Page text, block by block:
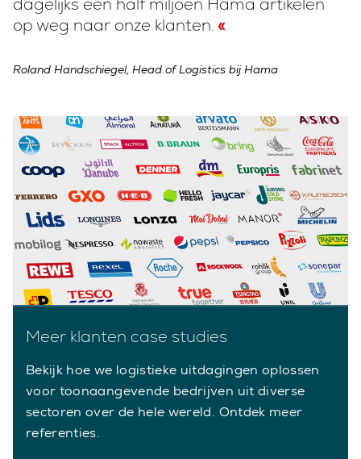
dagelijks een half miljoen Hama artikelen
op weg naar onze klanten.
Roland Handschiegel, Head of Logistics bij Hama
Meer klanten case studies
Bekijk hoe we logistieke uitdagingen oplossen
voor toonaangevende bedrijven uit diverse
sectoren over de hele wereld. Ontdek meer
referenties.